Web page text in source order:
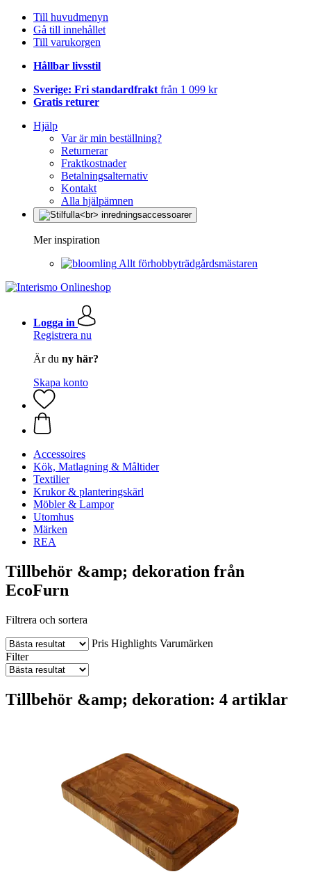
Till huvudmenyn
Gå till innehållet
Till varukorgen
Hållbar livsstil
Sverige: Fri standardfrakt från 1 099 kr
Gratis returer
Hjälp
Var är min beställning?
Returnerar
Fraktkostnader
Betalningsalternativ
Kontakt
Alla hjälpämnen
Mer inspiration
Allt förhobbyträdgårdsmästaren
Logga in
Registrera nu
Är du ny här?
Skapa konto
Accessoires
Kök, Matlagning & Måltider
Textilier
Krukor & planteringskärl
Möbler & Lampor
Utomhus
Märken
REA
Tillbehör &amp; dekoration från
EcoFurn
Filtrera och sortera
Pris Highlights Varumärken
Filter
Tillbehör &amp; dekoration: 4 artiklar